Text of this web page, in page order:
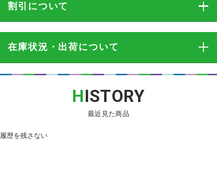
割引 について
在庫状況・出荷について
HISTORY
最近見た商品
履歴を残さない